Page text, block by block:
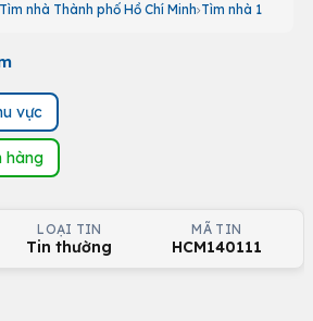
Tìm nhà Thành phố Hồ Chí Minh Tìm nhà 1
vực
hàng
LOẠI TIN
Tin thường
MÃ TIN
HCM140111